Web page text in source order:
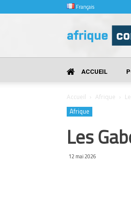
Français
Confidentielle
ACCUEIL
Accueil Afrique
Afrique
Les
12 mai 2026